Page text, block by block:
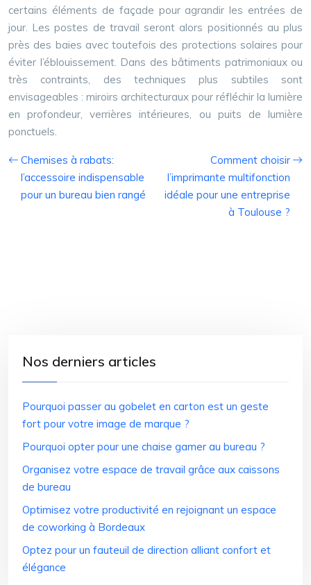
certains éléments de façade pour agrandir les entrées de
jour. Les postes de travail seront alors positionnés au plus
près des baies avec toutefois des protections solaires pour
éviter l’éblouissement. Dans des bâtiments patrimoniaux ou
très contraints, des techniques plus subtiles sont
envisageables : miroirs architecturaux pour réfléchir la lumière
en profondeur, verrières intérieures, ou puits de lumière
ponctuels.
Chemises à rabats:
l’accessoire indispensable
pour un bureau bien rangé
Comment choisir
l’imprimante multifonction
idéale pour une entreprise
à Toulouse ?
Nos derniers articles
Pourquoi passer au gobelet en carton est un geste
fort pour votre image de marque ?
Pourquoi opter pour une chaise gamer au bureau ?
Organisez votre espace de travail grâce aux caissons
de bureau
Optimisez votre productivité en rejoignant un espace
de coworking à Bordeaux
Optez pour un fauteuil de direction alliant confort et
élégance